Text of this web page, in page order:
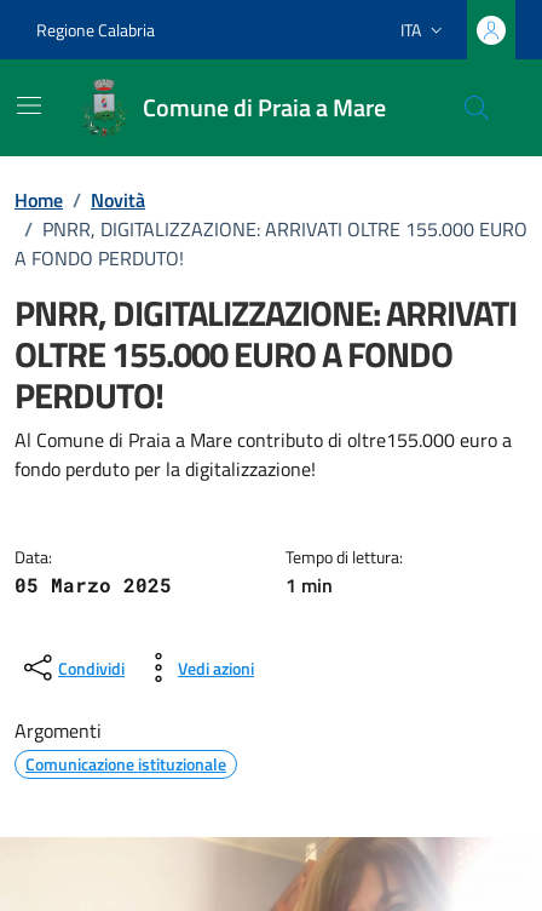
Regione Calabria Lingua attiva:
ITA
Comune di Praia a Mare
Home / Novità
/ PNRR, DIGITALIZZAZIONE: ARRIVATI OLTRE 155.000 EURO
A FONDO PERDUTO!
PNRR, DIGITALIZZAZIONE: ARRIVATI
OLTRE 155.000 EURO A FONDO
PERDUTO!
Dettagli della notizia
Al Comune di Praia a Mare contributo di oltre155.000 euro a
fondo perduto per la digitalizzazione!
Data:
05 Marzo 2025
Tempo di lettura:
1 min
Condividi Vedi azioni
Argomenti
Comunicazione istituzionale